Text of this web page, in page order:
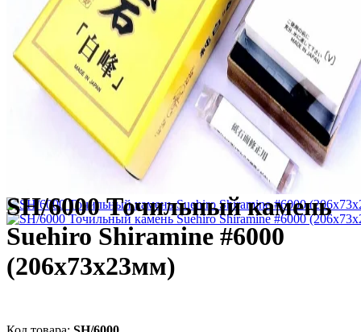
SH/6000 Точильный камень
Suehiro Shiramine #6000
(206х73х23мм)